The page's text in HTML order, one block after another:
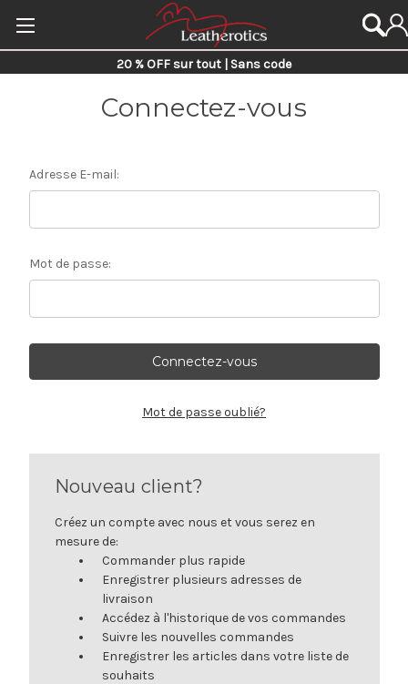
20 % OFF sur tout | Sans code
Connectez-vous
Adresse E-mail:
Mot de passe:
Mot de passe oublié?
Nouveau client?
Créez un compte avec nous et vous serez en
mesure de:
Commander plus rapide
Enregistrer plusieurs adresses de
livraison
Accédez à l'historique de vos commandes
Suivre les nouvelles commandes
Enregistrer les articles dans votre liste de
souhaits